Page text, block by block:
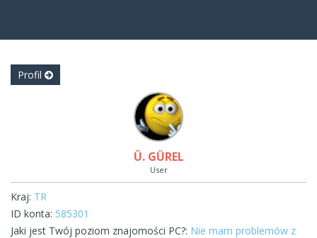
Profil
Ü. GÜREL
User
Kraj: TR
ID konta: 585301
Jaki jest Twój poziom znajomości PC?: Nie mam problemów z